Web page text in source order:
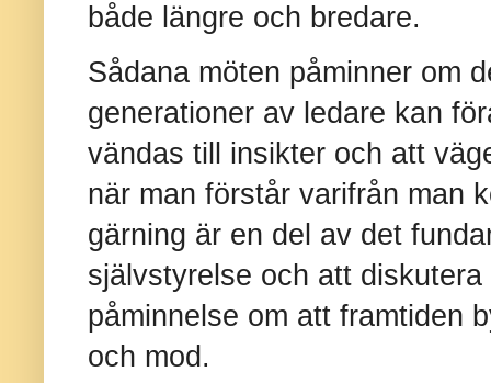
både längre och bredare.
Sådana möten påminner om
generationer av ledare kan
vändas till insikter och att
när man förstår varifrån man
gärning är en del av det
självstyrelse och att
påminnelse om att framtiden
och mod.